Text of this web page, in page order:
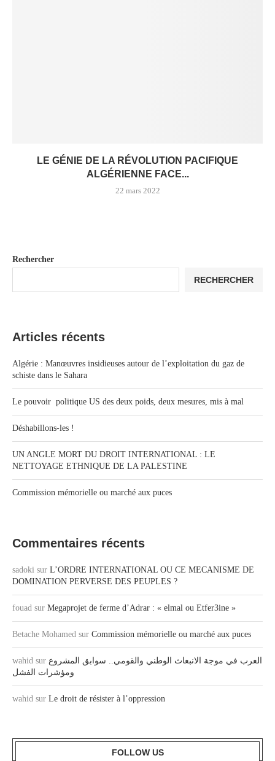
LE GÉNIE DE LA RÉVOLUTION PACIFIQUE
ALGÉRIENNE FACE...
22 mars 2022
Rechercher
RECHERCHER
Articles récents
Algérie : Manœuvres insidieuses autour de l’exploitation du gaz de
schiste dans le Sahara
Le pouvoir politique US des deux poids, deux mesures, mis à mal
Déshabillons-les !
UN ANGLE MORT DU DROIT INTERNATIONAL : LE
NETTOYAGE ETHNIQUE DE LA PALESTINE
Commission mémorielle ou marché aux puces
Commentaires récents
sadoki sur L’ORDRE INTERNATIONAL OU CE MECANISME DE
DOMINATION PERVERSE DES PEUPLES ?
fouad sur Megaprojet de ferme d’Adrar : « elmal ou Etfer3ine »
Betache Mohamed sur Commission mémorielle ou marché aux puces
wahid sur العرب في موجة الانبعاث الوطني والقومي.. سوابق المشروع
ومؤشرات الفشل
wahid sur Le droit de résister à l’oppression
FOLLOW US